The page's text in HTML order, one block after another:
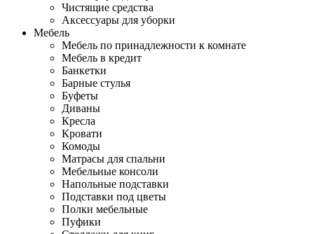
Чистящие средства
Аксессуары для уборки
Мебель
Мебель по принадлежности к комнате
Мебель в кредит
Банкетки
Барные стулья
Буфеты
Диваны
Кресла
Кровати
Комоды
Матрасы для спальни
Мебельные консоли
Напольные подставки
Подставки под цветы
Полки мебельные
Пуфики